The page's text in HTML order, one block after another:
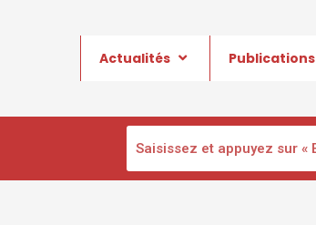
Actualités Publications